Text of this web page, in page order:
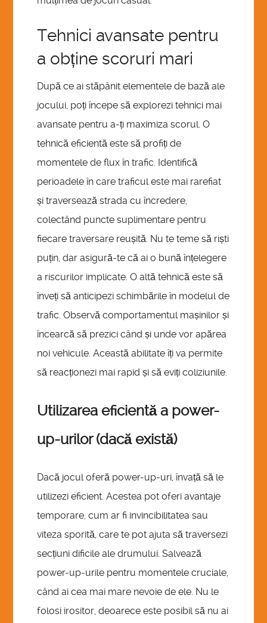
Tehnici avansate pentru
a obține scoruri mari
După ce ai stăpânit elementele de bază ale
jocului, poți începe să explorezi tehnici mai
avansate pentru a-ți maximiza scorul. O
tehnică eficientă este să profiți de
momentele de flux în trafic. Identifică
perioadele în care traficul este mai rarefiat
și traversează strada cu încredere,
colectând puncte suplimentare pentru
fiecare traversare reușită. Nu te teme să riști
puțin, dar asigură-te că ai o bună înțelegere
a riscurilor implicate. O altă tehnică este să
înveți să anticipezi schimbările în modelul de
trafic. Observă comportamentul mașinilor și
încearcă să prezici când și unde vor apărea
noi vehicule. Această abilitate îți va permite
să reacționezi mai rapid și să eviți coliziunile.
Utilizarea eficientă a power-
up-urilor (dacă există)
Dacă jocul oferă power-up-uri, învață să le
utilizezi eficient. Acestea pot oferi avantaje
temporare, cum ar fi invincibilitatea sau
viteza sporită, care te pot ajuta să traversezi
secțiuni dificile ale drumului. Salvează
power-up-urile pentru momentele cruciale,
când ai cea mai mare nevoie de ele. Nu le
folosi irositor, deoarece este posibil să nu ai